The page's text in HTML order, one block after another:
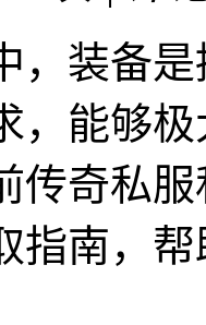
，装备
，能够
传奇私
指南，